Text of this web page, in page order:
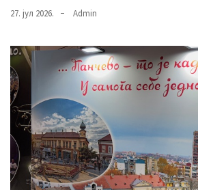
27. јул 2026. Admin